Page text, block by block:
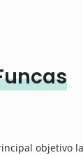
objetivo